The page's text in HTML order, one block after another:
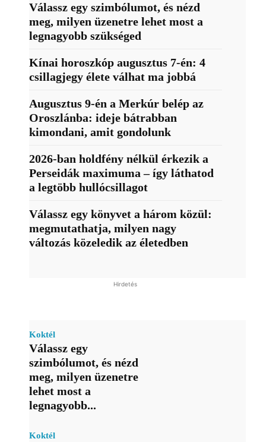
Válassz egy szimbólumot, és nézd
meg, milyen üzenetre lehet most a
legnagyobb szükséged
Kínai horoszkóp augusztus 7-én: 4
csillagjegy élete válhat ma jobbá
Augusztus 9-én a Merkúr belép az
Oroszlánba: ideje bátrabban
kimondani, amit gondolunk
2026-ban holdfény nélkül érkezik a
Perseidák maximuma – így láthatod
a legtöbb hullócsillagot
Válassz egy könyvet a három közül:
megmutathatja, milyen nagy
változás közeledik az életedben
Hirdetés
Koktél
Válassz egy
szimbólumot, és nézd
meg, milyen üzenetre
lehet most a
legnagyobb...
Koktél